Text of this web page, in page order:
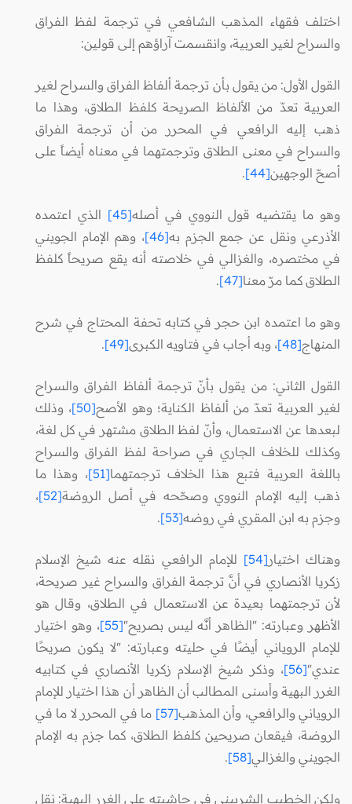
اختلف فقهاء المذهب الشافعي في ترجمة لفظ الفراق
والسراح لغير العربية، وانقسمت آراؤهم إلى قولين:
القول الأول: من يقول بأن ترجمة ألفاظ الفراق والسراح لغير
العربية تعدّ من الألفاظ الصريحة كلفظ الطلاق، وهذا ما
ذهب إليه الرافعي في المحرر من أن ترجمة الفراق
والسراح في معنى الطلاق وترجمتهما في معناه أيضاً على
أصحّ الوجهين[44]
.
وهو ما يقتضيه قول النووي في أصله[45]
الذي اعتمده
الأذرعي ونقل عن جمع الجزم به[46]
، وهم الإمام الجويني
في مختصره، والغزالي في خلاصته أنه يقع صريحاً كلفظ
الطلاق كما مرّ معنا[47]
.
وهو ما اعتمده ابن حجر في كتابه تحفة المحتاج في شرح
المنهاج[48] ، وبه أجاب في فتاويه الكبرى[49]
.
القول الثاني: من يقول بأنّ ترجمة ألفاظ الفراق والسراح
لغير العربية تعدّ من ألفاظ الكناية؛ وهو الأصح[50]
، وذلك
لبعدها عن الاستعمال، وأنّ لفظ الطلاق مشتهر في كل لغة،
وكذلك للخلاف الجاري في صراحة لفظ الفراق والسراح
باللغة العربية فتبع هذا الخلاف ترجمتهما[51]
، وهذا ما
ذهب إليه الإمام النووي وصحّحه في أصل الروضة[52]
،
وجزم به ابن المقري في روضه[53]
.
وهناك اختيار [54]
للإمام الرافعي نقله عنه شيخ الإسلام
زكريا الأنصاري في أنَّ ترجمة الفراق والسراح غير صريحة،
لأن ترجمتهما بعيدة عن الاستعمال في الطلاق، وقال هو
الأظهر وعبارته: "الظاهر أنَّه ليس بصريح"[55]
، وهو اختيار
للإمام الروياني أيضًا في حليته وعبارته: "لا يكون صريحًا
عندي"[56]
، وذكر شيخ الإسلام زكريا الأنصاري في كتابيه
الغرر البهية وأسنى المطالب أن الظاهر أن هذا اختيار للإمام
الروياني والرافعي، وأن المذهب[57]
ما في المحرر لا ما في
الروضة، فيقعان صريحين كلفظ الطلاق، كما جزم به الإمام
الجويني والغزالي[58]
.
ولكن الخطيب الشربيني في حاشيته على الغرر البهية: نقل